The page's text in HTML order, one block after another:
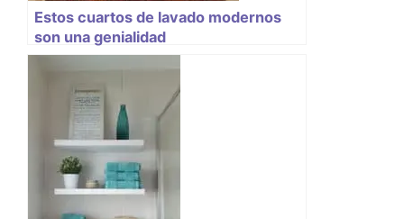
Estos cuartos de lavado modernos
son una genialidad